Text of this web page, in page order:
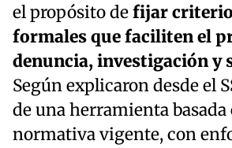
el propósito defijar
formales que faciliten el
denuncia, investigación y
Según explicaron desde el
de una herramienta basada
normativa vigente, con